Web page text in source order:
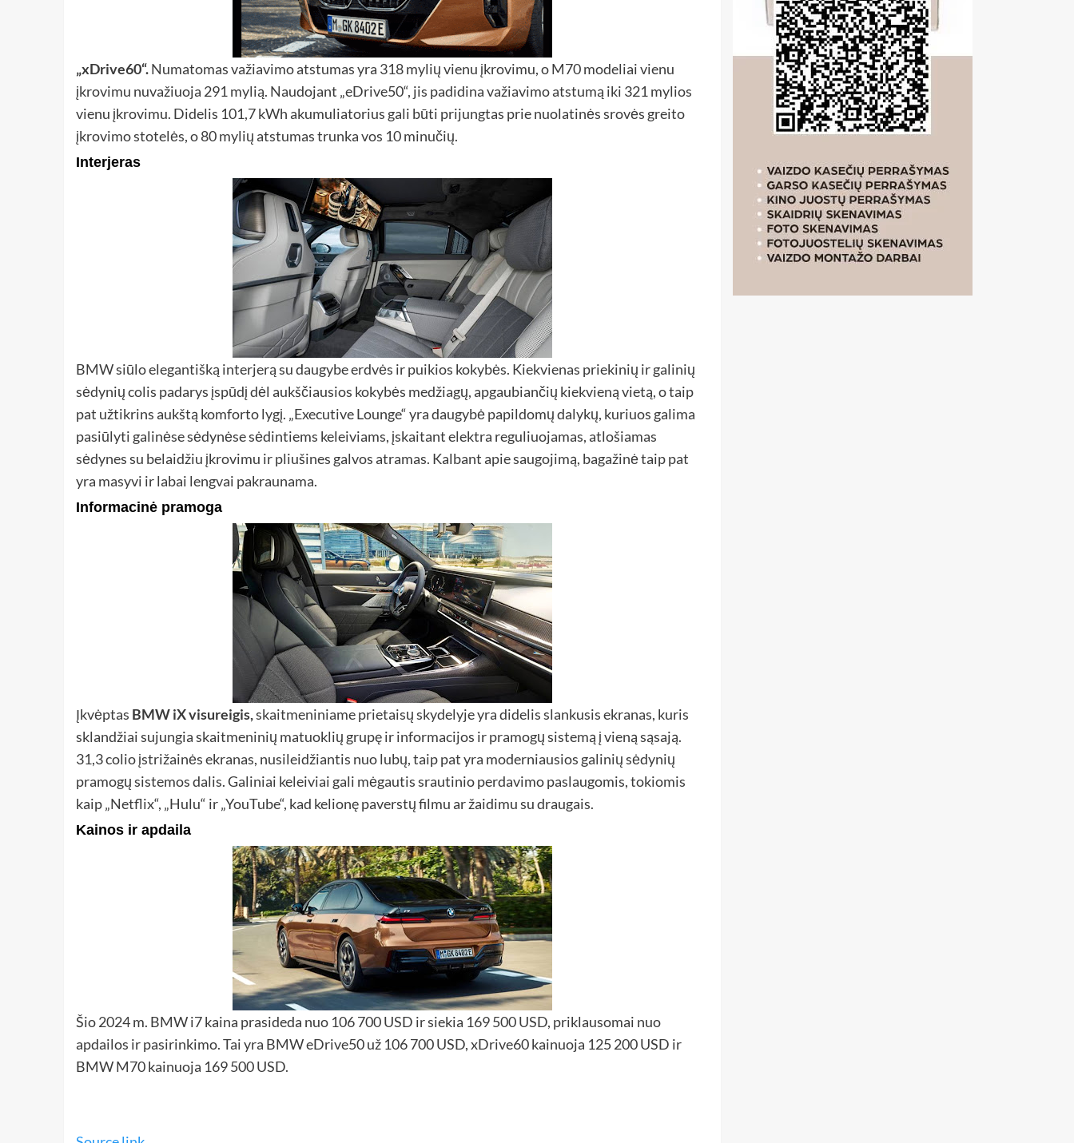
„xDrive60“.Numatomas važiavimo atstumas yra 318 mylių vienu įkrovimu, o M70 modeliai vienu
įkrovimu nuvažiuoja 291 mylią. Naudojant „eDrive50“, jis padidina važiavimo atstumą iki 321 mylios
vienu įkrovimu. Didelis 101,7 kWh akumuliatorius gali būti prijungtas prie nuolatinės srovės greito
įkrovimo stotelės, o 80 mylių atstumas trunka vos 10 minučių.
Interjeras
BMW siūlo elegantišką interjerą su daugybe erdvės ir puikios kokybės. Kiekvienas priekinių ir galinių
sėdynių colis padarys įspūdį dėl aukščiausios kokybės medžiagų, apgaubiančių kiekvieną vietą, o taip
pat užtikrins aukštą komforto lygį. „Executive Lounge“ yra daugybė papildomų dalykų, kuriuos galima
pasiūlyti galinėse sėdynėse sėdintiems keleiviams, įskaitant elektra reguliuojamas, atlošiamas
sėdynes su belaidžiu įkrovimu ir pliušines galvos atramas. Kalbant apie saugojimą, bagažinė taip pat
yra masyvi ir labai lengvai pakraunama.
Informacinė pramoga
Įkvėptas BMW iX visureigis,skaitmeniniame prietaisų skydelyje yra didelis slankusis ekranas, kuris
sklandžiai sujungia skaitmeninių matuoklių grupę ir informacijos ir pramogų sistemą į vieną sąsają.
31,3 colio įstrižainės ekranas, nusileidžiantis nuo lubų, taip pat yra moderniausios galinių sėdynių
pramogų sistemos dalis. Galiniai keleiviai gali mėgautis srautinio perdavimo paslaugomis, tokiomis
kaip „Netflix“, „Hulu“ ir „YouTube“, kad kelionę paverstų filmu ar žaidimu su draugais.
Kainos ir apdaila
Šio 2024 m. BMW i7 kaina prasideda nuo 106 700 USD ir siekia 169 500 USD, priklausomai nuo
apdailos ir pasirinkimo. Tai yra BMW eDrive50 už 106 700 USD, xDrive60 kainuoja 125 200 USD ir
BMW M70 kainuoja 169 500 USD.